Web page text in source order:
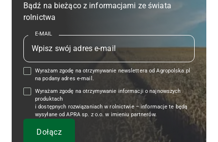
Bądź na bieżąco z informacjami ze świata
rolnictwa
E-MAIL
Wyrażam zgodę na otrzymywanie newslettera od Agropolska.pl
na podany adres e-mail.
Wyrażam zgodę na otrzymywanie informacji o najnowszych
produktach
i dostępnych rozwiązaniach w rolnictwie – informacje te będą
wysyłane od APRA sp. z o.o. w imieniu partnerów.